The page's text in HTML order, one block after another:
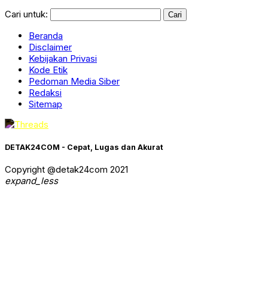
Cari untuk:
Beranda
Disclaimer
Kebijakan Privasi
Kode Etik
Pedoman Media Siber
Redaksi
Sitemap
DETAK24COM - Cepat, Lugas dan Akurat
Copyright @detak24com 2021
expand_less